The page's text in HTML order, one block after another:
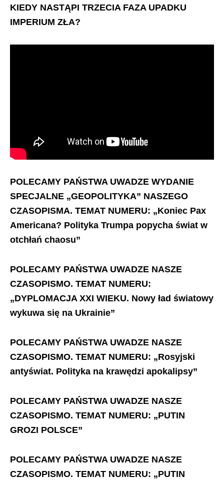
KIEDY NASTĄPI TRZECIA FAZA UPADKU
IMPERIUM ZŁA?
POLECAMY PAŃSTWA UWADZE WYDANIE
SPECJALNE „GEOPOLITYKA” NASZEGO
CZASOPISMA. TEMAT NUMERU: „Koniec Pax
Americana? Polityka Trumpa popycha świat w
otchłań chaosu”
POLECAMY PAŃSTWA UWADZE NASZE
CZASOPISMO. TEMAT NUMERU:
„DYPLOMACJA XXI WIEKU. Nowy ład światowy
wykuwa się na Ukrainie”
POLECAMY PAŃSTWA UWADZE NASZE
CZASOPISMO. TEMAT NUMERU: „Rosyjski
antyświat. Polityka na krawędzi apokalipsy”
POLECAMY PAŃSTWA UWADZE NASZE
CZASOPISMO. TEMAT NUMERU: „PUTIN
GROZI POLSCE”
POLECAMY PAŃSTWA UWADZE NASZE
CZASOPISMO. TEMAT NUMERU: „PUTIN